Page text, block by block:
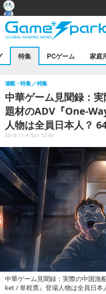
特集 PCゲーム 家庭
中華ゲーム見聞録：
題材のADV『One-
人物は全員日本人？
連載・特集 特集
2018.11.4 Sun 12:00
中華ゲーム見聞録：実際の中国漁
ket / 単程票』登場人物は全員日本